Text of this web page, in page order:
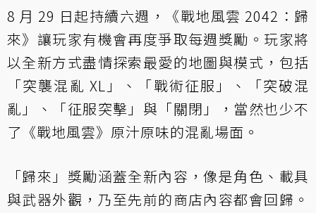
8 月 29 日起持續六週，《戰地風雲 2042：歸
來》讓玩家有機會再度爭取每週獎勵。玩家將
以全新方式盡情探索最愛的地圖與模式，包括
「突襲混亂 XL」、「戰術征服」、「突破混
亂」、「征服突擊」與「關閉」，當然也少不
了《戰地風雲》原汁原味的混亂場面。
「歸來」獎勵涵蓋全新內容，像是角色、載具
與武器外觀，乃至先前的商店內容都會回歸。